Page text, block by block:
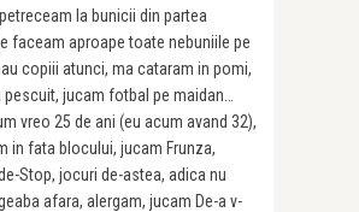
la bunicii din partea
faceam aproape toate nebuniile pe
copiii atunci, ma cataram in pomi,
jucam fotbal pe maidan…
vreo 25 de ani (eu acum avand 32),
in fata blocului, jucam Frunza,
Stop, jocuri de-astea, adica nu
afara, alergam, jucam De-a v-